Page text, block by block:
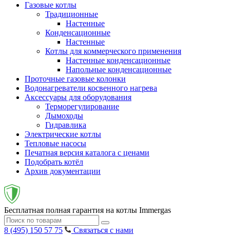
Газовые котлы
Традиционные
Настенные
Конденсационные
Настенные
Котлы для коммерческого применения
Настенные конденсационные
Напольные конденсационные
Проточные газовые колонки
Водонагреватели косвенного нагрева
Аксессуары для оборудования
Терморегулирование
Дымоходы
Гидравлика
Электрические котлы
Тепловые насосы
Печатная версия каталога с ценами
Подобрать котёл
Архив документации
Бесплатная полная гарантия на котлы Immergas
8 (495) 150 57 75
Связаться с нами